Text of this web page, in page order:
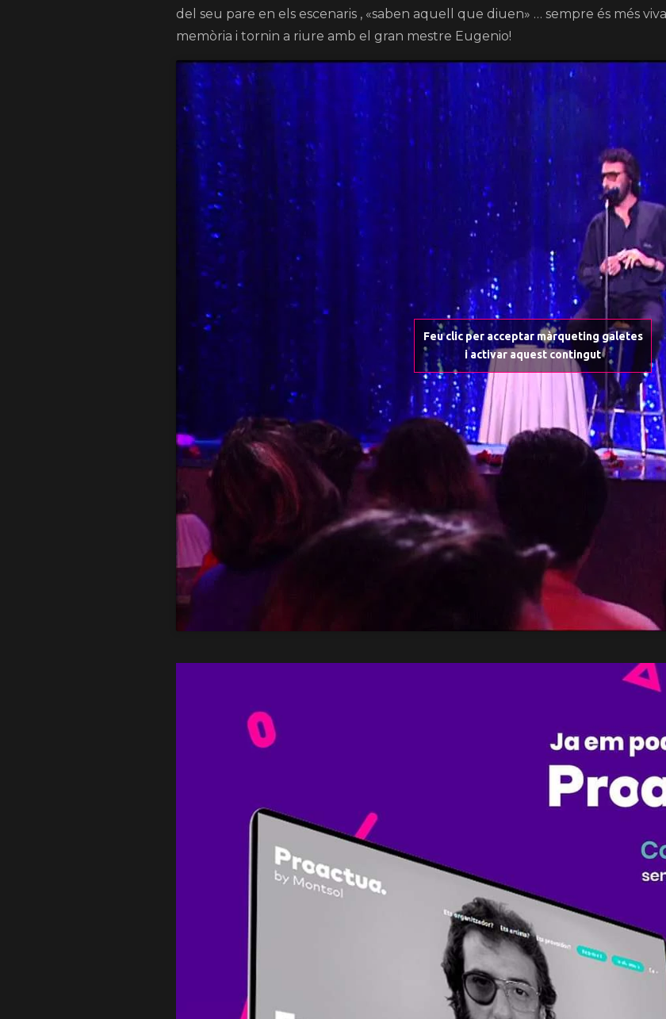
del seu pare en els escenaris , «saben aquell que diuen» … sempre és més
memòria i tornin a riure amb el gran mestre Eugenio!
Feu clic per acceptar màrqueting galetes
i activar aquest contingut